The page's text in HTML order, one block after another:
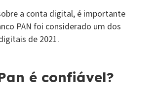
a conta digital, é importante
PAN foi considerado um dos
de 2021.
é confiável?